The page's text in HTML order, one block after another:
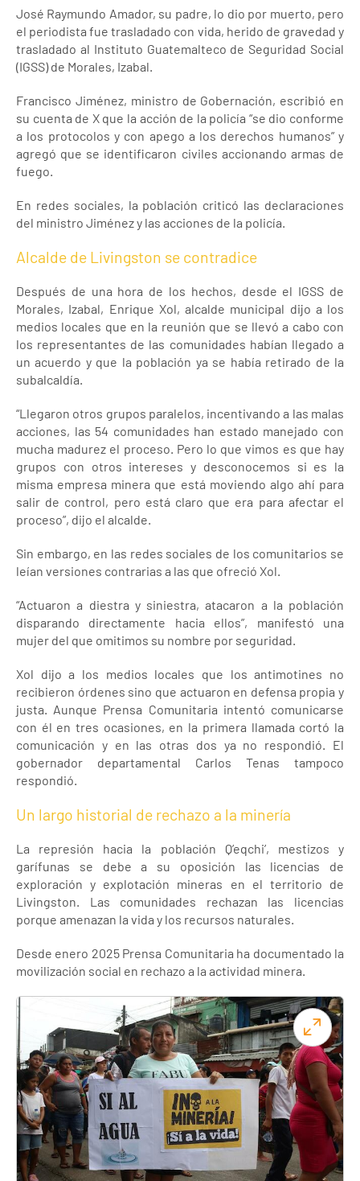
José Raymundo Amador, su padre, lo dio por muerto, pero
el periodista fue trasladado con vida, herido de gravedad y
trasladado al Instituto Guatemalteco de Seguridad Social
(IGSS) de Morales, Izabal.
Francisco Jiménez, ministro de Gobernación, escribió en
su cuenta de X que la acción de la policía “se dio conforme
a los protocolos y con apego a los derechos humanos” y
agregó que se identificaron civiles accionando armas de
fuego.
En redes sociales, la población criticó las declaraciones
del ministro Jiménez y las acciones de la policía.
Alcalde de Livingston se contradice
Después de una hora de los hechos, desde el IGSS de
Morales, Izabal, Enrique Xol, alcalde municipal dijo a los
medios locales que en la reunión que se llevó a cabo con
los representantes de las comunidades habían llegado a
un acuerdo y que la población ya se había retirado de la
subalcaldía.
“Llegaron otros grupos paralelos, incentivando a las malas
acciones, las 54 comunidades han estado manejado con
mucha madurez el proceso. Pero lo que vimos es que hay
grupos con otros intereses y desconocemos si es la
misma empresa minera que está moviendo algo ahí para
salir de control, pero está claro que era para afectar el
proceso”, dijo el alcalde.
Sin embargo, en las redes sociales de los comunitarios se
leían versiones contrarias a las que ofreció Xol.
“Actuaron a diestra y siniestra, atacaron a la población
disparando directamente hacia ellos”, manifestó una
mujer del que omitimos su nombre por seguridad.
Xol dijo a los medios locales que los antimotines no
recibieron órdenes sino que actuaron en defensa propia y
justa. Aunque Prensa Comunitaria intentó comunicarse
con él en tres ocasiones, en la primera llamada cortó la
comunicación y en las otras dos ya no respondió. El
gobernador departamental Carlos Tenas tampoco
respondió.
Un largo historial de rechazo a la minería
La represión hacia la población Q’eqchi’, mestizos y
garífunas se debe a su oposición las licencias de
exploración y explotación mineras en el territorio de
Livingston. Las comunidades rechazan las licencias
porque amenazan la vida y los recursos naturales.
Desde enero 2025 Prensa Comunitaria ha documentado la
movilización social en rechazo a la actividad minera.